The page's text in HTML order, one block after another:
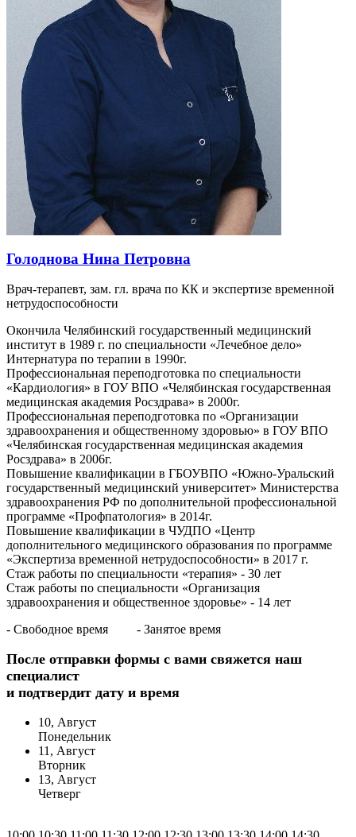
Голоднова Нина Петровна
Врач-терапевт, зам. гл. врача по КК и экспертизе временной
нетрудоспособности
Окончила Челябинский государственный медицинский
институт в 1989 г. по специальности «Лечебное дело»
Интернатура по терапии в 1990г.
Профессиональная переподготовка по специальности
«Кардиология» в ГОУ ВПО «Челябинская государственная
медицинская академия Росздрава» в 2000г.
Профессиональная переподготовка по «Организации
здравоохранения и общественному здоровью» в ГОУ ВПО
«Челябинская государственная медицинская академия
Росздрава» в 2006г.
Повышение квалификации в ГБОУВПО «Южно-Уральский
государственный медицинский университет» Министерства
здравоохранения РФ по дополнительной профессиональной
программе «Профпатология» в 2014г.
Повышение квалификации в ЧУДПО «Центр
дополнительного медицинского образования по программе
«Экспертиза временной нетрудоспособности» в 2017 г.
Стаж работы по специальности «терапия» - 30 лет
Стаж работы по специальности «Организация
здравоохранения и общественное здоровье» - 14 лет
- Свободное время
- Занятое время
После отправки формы с вами свяжется наш
специалист
и подтвердит дату и время
10, Август
Понедельник
11, Август
Вторник
13, Август
Четверг